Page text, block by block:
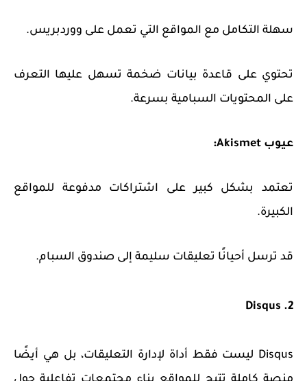
سهلة التكامل مع المواقع التي تعمل على ووردبريس.
تحتوي على قاعدة بيانات ضخمة تسهل عليها التعرف
على المحتويات السبامية بسرعة.
عيوب Akismet:
تعتمد بشكل كبير على اشتراكات مدفوعة للمواقع
الكبيرة.
قد ترسل أحيانًا تعليقات سليمة إلى صندوق السبام.
2. Disqus
Disqus ليست فقط أداة لإدارة التعليقات، بل هي أيضًا